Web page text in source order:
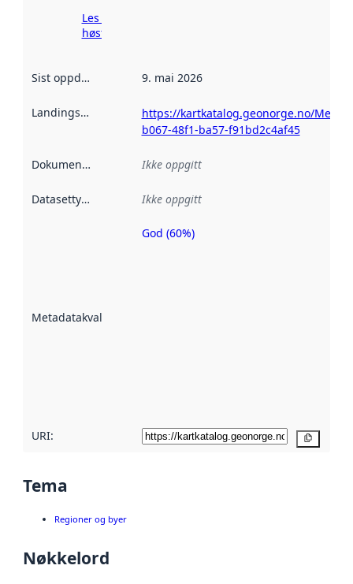
Les mer om
høsting her
Sist oppdatert 9. mai 2026
Landingsside
https://kartkatalog.geonorge.no/
b067-48f1-ba57-f91bd2c4af45
Dokumentasjon Ikke oppgitt
Datasettype Ikke oppgitt
Metadatakvalitet
Metadatakvalitet
God (60%)
URI:
Tema
Regioner og byer
Nøkkelord